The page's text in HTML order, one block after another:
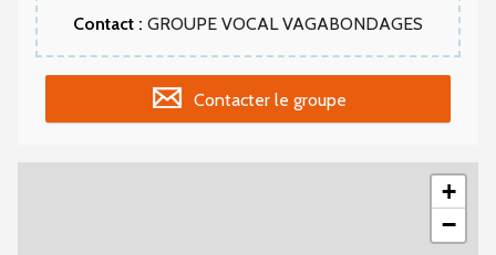
Contact : GROUPE VOCAL VAGABONDAGES
Contacter le groupe
+
−